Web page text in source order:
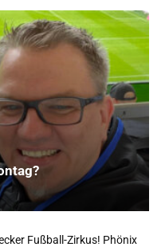
Fußball-Zirkus! Phönix